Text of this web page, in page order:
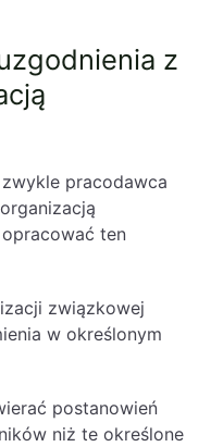
z
pracodawca
ten
związkowej
w określonym
postanowień
niż te określone